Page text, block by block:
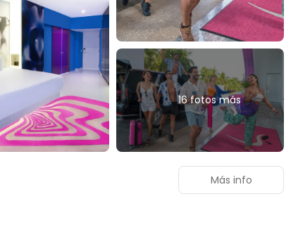
16 fotos más
Más info